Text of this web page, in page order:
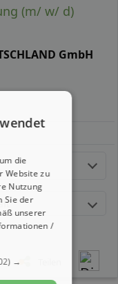
(m/ w/ d)
GmbH
die
Website zu
Nutzung
Sie der
unserer
/
→